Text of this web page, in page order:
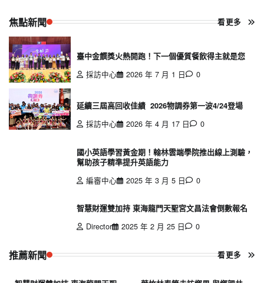
焦點新聞 看更多
臺中金饌獎火熱開跑！下一個優質餐飲得主就是您
採訪中心
2026 年 7 月 1 日 0
延續三屆高回收佳績 2026物調券第一波4/24登場
採訪中心
2026 年 4 月 17 日 0
國小英語學習黃金期！翰林雲端學院推出線上測驗，
幫助孩子精準提升英語能力
編審中心
2025 年 3 月 5 日 0
智慧財運雙加持 東海龍門天聖宮文昌法會倒數報名
Director
2025 年 2 月 25 日 0
推薦新聞 看更多